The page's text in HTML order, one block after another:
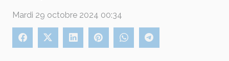
Mardi 29 octobre 2024 00:34